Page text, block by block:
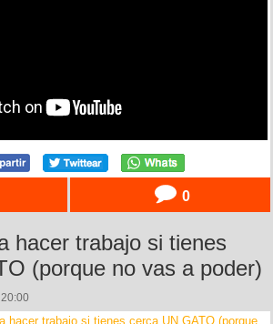
0
hacer trabajo si tienes
(porque no vas a poder)